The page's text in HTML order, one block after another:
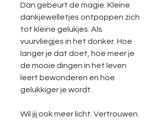
Dan gebeurt de magie. Kleine
dankjewelletjes ontpoppen zich
tot kleine gelukjes. Als
vuurvliegjes in het donker. Hoe
langer je dat doet, hoe meer je
de mooie dingen in het leven
leert bewonderen en hoe
gelukkiger je wordt.
Wil jij ook meer licht. Vertrouwen.